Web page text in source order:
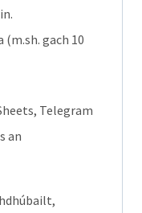
(m.sh. gach 10
Telegram
an